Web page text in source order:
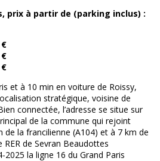
prix à partir de (parking inclus) :
et à 10 min en voiture de Roissy,
stratégique, voisine de
connectée, l’adresse se situe sur
de la commune qui rejoint
de la francilienne (A104) et à 7 km de
RER de Sevran Beaudottes
la ligne 16 du Grand Paris